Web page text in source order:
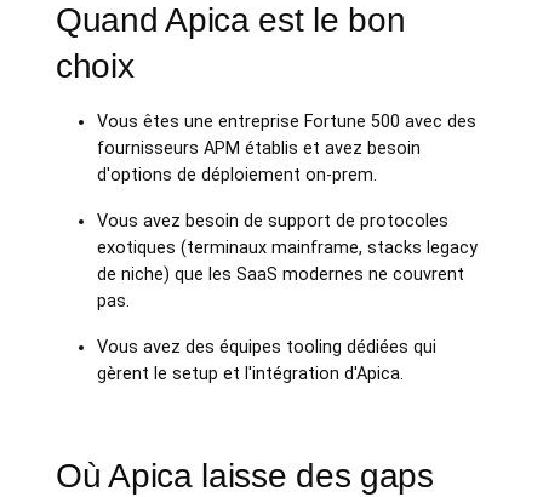
Quand Apica est le bon
choix
Vous êtes une entreprise Fortune 500 avec des
fournisseurs APM établis et avez besoin
d'options de déploiement on-prem.
Vous avez besoin de support de protocoles
exotiques (terminaux mainframe, stacks legacy
de niche) que les SaaS modernes ne couvrent
pas.
Vous avez des équipes tooling dédiées qui
gèrent le setup et l'intégration d'Apica.
Où Apica laisse des gaps